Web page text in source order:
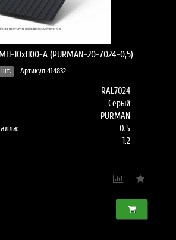
10x1100-A (PURMAN-20-7024-0,5)
шт. Артикул 414832
RAL7024
Серый
PURMAN
0.5
1.2